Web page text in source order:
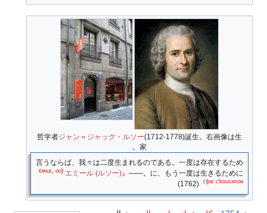
哲学者ジャン＝ジャック・ルソー(1712-1778)誕生。右画像は生
家。
言うならば、我々は二度生まれるのである。一度は存在するため
に、もう一度は生きるために。――『
エミール (ルソー)
(émile, ou
de l'éducation)
』(1762)